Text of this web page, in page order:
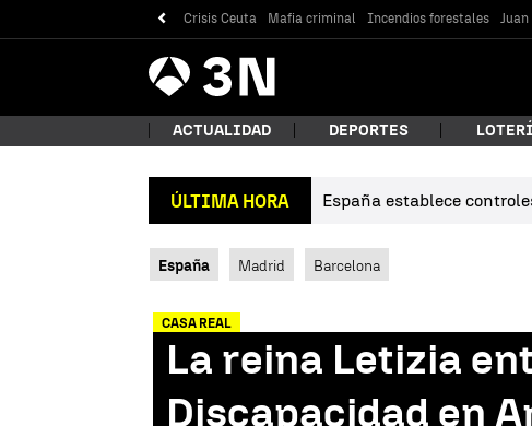
Crisis Ceuta Mafia criminal Incendios forestales
Antena
3 Noticias
ACTUALIDAD DEPORTES
ÚLTIMA HORA España establece
España Madrid Barcelona
CASA REAL
La reina Letizia
Discapacidad en